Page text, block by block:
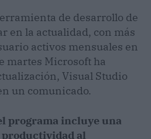
de desarrollo de
en la actualidad, con más
activos mensuales en
martes Microsoft ha
Visual Studio
un comunicado.
programa incluye una
productividad al